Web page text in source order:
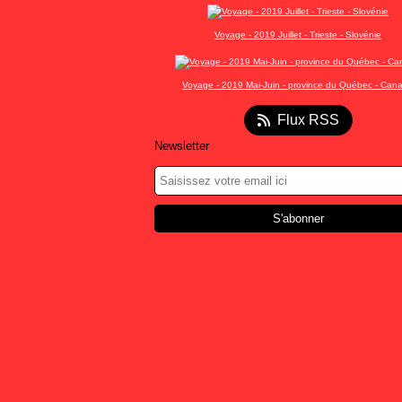
Voyage - 2019 Juillet - Trieste - Slovénie
Voyage - 2019 Mai-Juin - province du Québec -
Flux RSS
Newsletter